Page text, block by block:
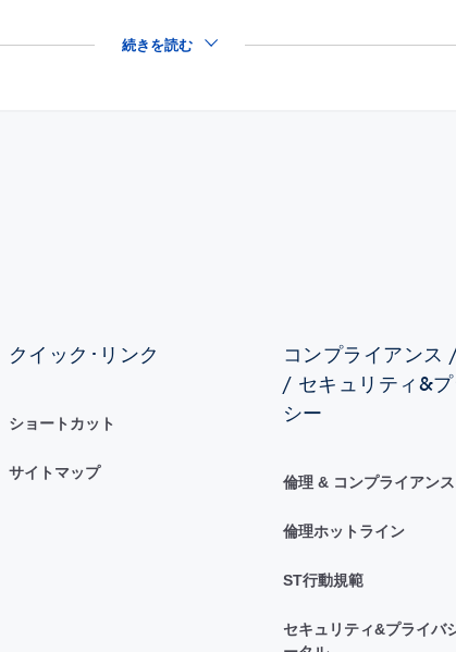
続きを読む
クイック･リンク
ショートカット
サイトマップ
コンプライアンス
/ セキュリティ&
シー
倫理 & コンプライアンス
倫理ホットライン
ST行動規範
セキュリティ&プライバ